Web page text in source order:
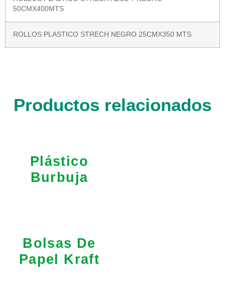
50CMX400MTS
ROLLOS PLASTICO STRECH NEGRO 25CMX350 MTS
Productos relacionados
Plástico
Burbuja
Bolsas De
Papel Kraft